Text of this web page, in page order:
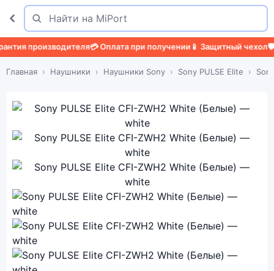
Поиск
Найти
производителя💳 Оплата при получении📱 Защитный чехол 🛡️
Главная Наушники Наушники Sony Sony PULSE Elite